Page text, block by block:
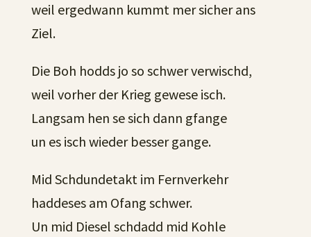
weil ergedwann kummt mer sicher ans
Ziel.
Die Boh hodds jo so schwer verwischd,
weil vorher der Krieg gewese isch.
Langsam hen se sich dann gfange
un es isch wieder besser gange.
Mid Schdundetakt im Fernverkehr
haddeses am Ofang schwer.
Un mid Diesel schdadd mid Kohle